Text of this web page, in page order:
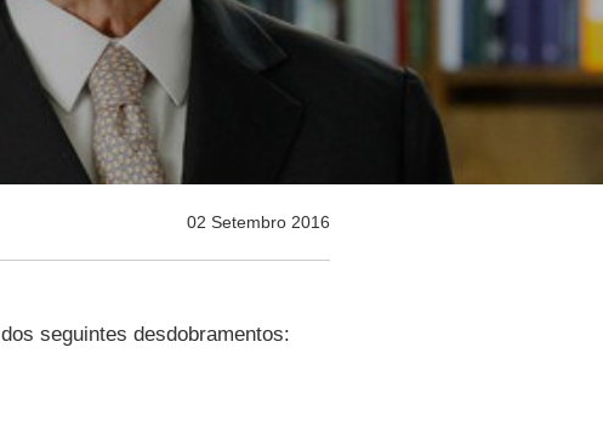
02 Setembro 2016
seguintes desdobramentos: